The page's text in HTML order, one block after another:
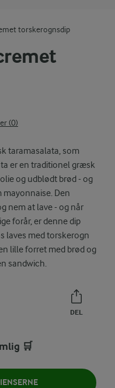
(0)
taramasalata, som
er en traditionel græsk
og udblødt brød - og
Den
nem at lave - og når
forår, er denne dip
laves med torskerogn
lille forret med brød og
sandwich.
DEL
torskerognsdip
🛒